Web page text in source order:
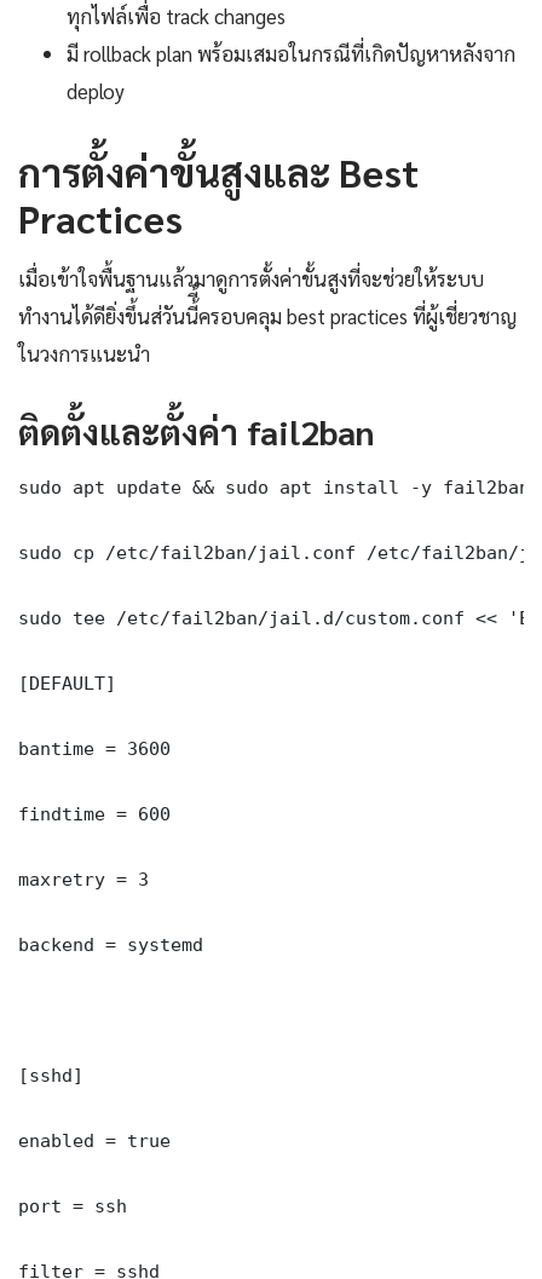
ทุกไฟล์เพื่อ track changes
มี rollback plan พร้อมเสมอในกรณีที่เกิดปัญหาหลังจาก
deploy
การตั้งค่าขั้นสูงและ Best
Practices
เมื่อเข้าใจพื้นฐานแล้วมาดูการตั้งค่าขั้นสูงที่จะช่วยให้ระบบ
ทำงานได้ดียิ่งขึ้นส่วันนี้ี้ครอบคลุม best practices ที่ผู้เชี่ยวชาญ
ในวงการแนะนำ
ติดตั้งและตั้งค่า fail2ban
sudo apt update && sudo apt install -y fail2ban
sudo cp /etc/fail2ban/jail.conf /etc/fail2ban/
sudo tee /etc/fail2ban/jail.d/custom.conf <<
[DEFAULT]
bantime = 3600
findtime = 600
maxretry = 3
backend = systemd
[sshd]
enabled = true
port = ssh
filter = sshd